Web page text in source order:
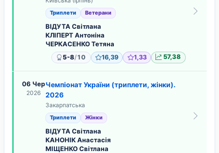
Триплети Ветерани
ВІДУТА Світлана
КЛІПЕРТ Антоніна
ЧЕРКАСЕНКО Тетяна
5-8/10 16,39 1,33 57,38
06 Чер
2026
Чемпіонат України (триплети, жінки).
2026
Закарпатська
Триплети Жінки
ВІДУТА Світлана
КАНОНІК Анастасія
МІЩЕНКО Світлана